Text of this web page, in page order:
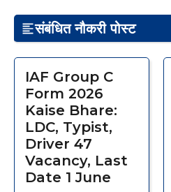
संबंधित नौकरी पोस्ट
IAF Group C
Form 2026
Kaise Bhare:
LDC, Typist,
Driver 47
Vacancy, Last
Date 1 June